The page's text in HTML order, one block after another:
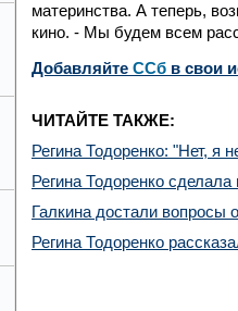
материнства. А теперь,
кино. - Мы будем всем
Добавляйте CСб в свои
ЧИТАЙТЕ ТАКЖЕ:
Регина Тодоренко: "Нет, я
Регина Тодоренко
Галкина достали
Регина Тодоренко